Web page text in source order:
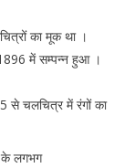
का मूक था ।
में सम्पन्न हुआ ।
से चलचित्र में रंगों का
के लगभग